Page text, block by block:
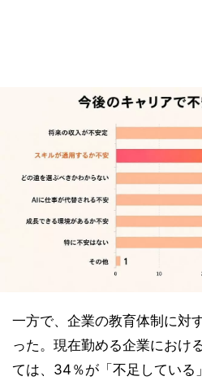
一方で、企業の教育体制に対
った。現在勤める企業におけ
ては、34％が「不足している